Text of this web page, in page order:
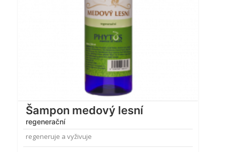
Šampon medový lesní
regenerační
regeneruje a vyživuje